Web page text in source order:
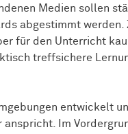
Medien sollen
abgestimmt werden.
für den Unterricht
treffsichere
entwickelt
Im